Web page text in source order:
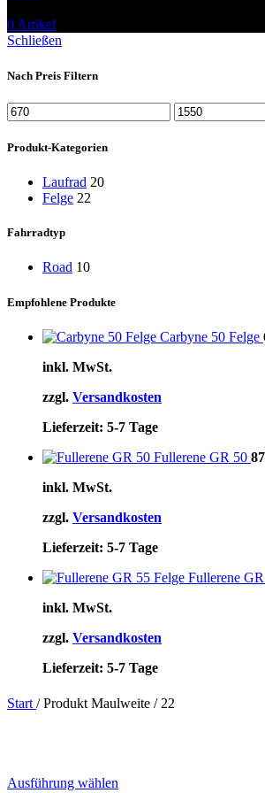
0Artikel
Schließen
Nach Preis Filtern
Min.
Preis
Max.
Preis
Produkt-Kategorien
Laufrad 20
Felge 22
Fahrradtyp
Road 10
Empfohlene Produkte
Carbyne 50 Felge
inkl. MwSt.
zzgl. Versandkosten
Lieferzeit: 5-7 Tage
Fullerene GR 50
inkl. MwSt.
zzgl. Versandkosten
Lieferzeit: 5-7 Tage
Fullerene
inkl. MwSt.
zzgl. Versandkosten
Lieferzeit: 5-7 Tage
Start / Produkt Maulweite / 22
Ausführung wählen